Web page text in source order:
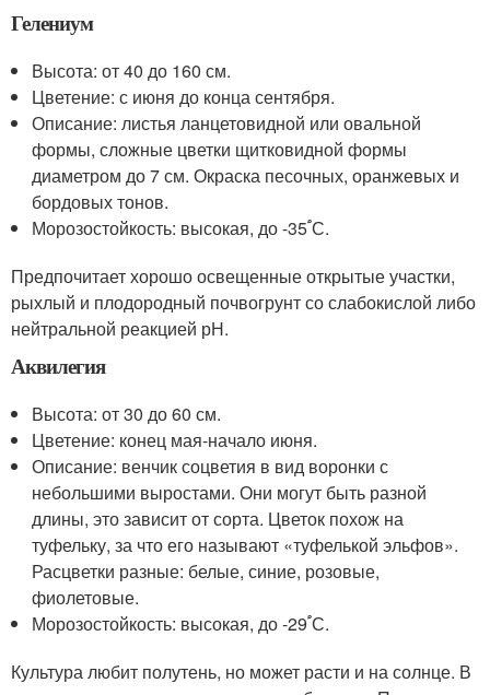
Гелениум
Высота: от 40 до 160 см.
Цветение: с июня до конца сентября.
Описание: листья ланцетовидной или овальной
формы, сложные цветки щитковидной формы
диаметром до 7 см. Окраска песочных, оранжевых и
бордовых тонов.
Морозостойкость: высокая, до -35֠ С.
Предпочитает хорошо освещенные открытые участки,
рыхлый и плодородный почвогрунт со слабокислой либо
нейтральной реакцией рН.
Аквилегия
Высота: от 30 до 60 см.
Цветение: конец мая-начало июня.
Описание: венчик соцветия в вид воронки с
небольшими выростами. Они могут быть разной
длины, это зависит от сорта. Цветок похож на
туфельку, за что его называют «туфелькой эльфов».
Расцветки разные: белые, синие, розовые,
фиолетовые.
Морозостойкость: высокая, до -29֠ С.
Культура любит полутень, но может расти и на солнце. В